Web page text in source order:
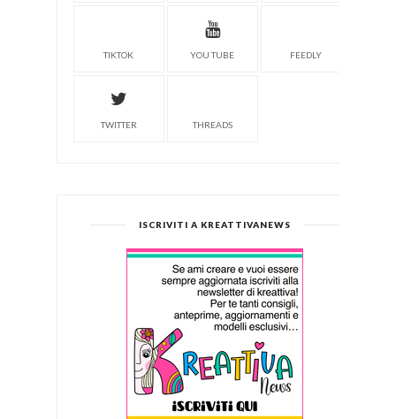
TIKTOK YOU TUBE FEEDLY
TWITTER THREADS
ISCRIVITI A KREATTIVANEWS